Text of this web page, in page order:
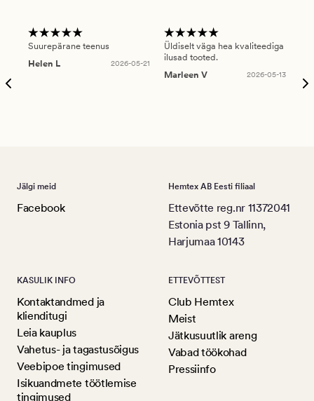
Suurepärane teenus
Helen L
2026-05-21
Üldiselt väga hea kvaliteediga
ilusad tooted.
Marleen V
2026-05-13
Jälgi meid
Facebook
Hemtex AB Eesti filiaal
Ettevõtte reg.nr 11372041
Estonia pst 9 Tallinn,
Harjumaa 10143
KASULIK INFO
Kontaktandmed ja
klienditugi
Leia kauplus
Vahetus- ja tagastusõigus
Veebipoe tingimused
Isikuandmete töötlemise
tingimused
ETTEVÕTTEST
Club Hemtex
Meist
Jätkusuutlik areng
Vabad töökohad
Pressiinfo